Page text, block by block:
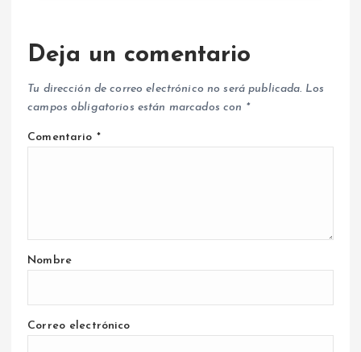
Deja un comentario
Tu dirección de correo electrónico no será publicada. Los
campos obligatorios están marcados con *
Comentario *
Nombre
Correo electrónico